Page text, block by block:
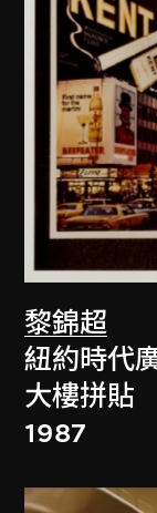
黎錦超
紐約時代
大樓拼貼
1987